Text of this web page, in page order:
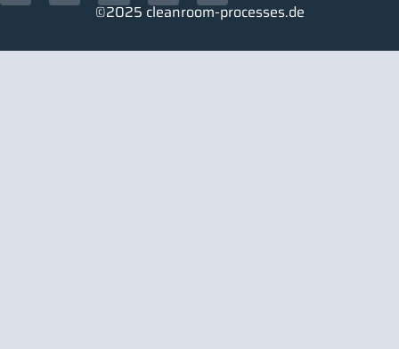
©2025 cleanroom-processes.de